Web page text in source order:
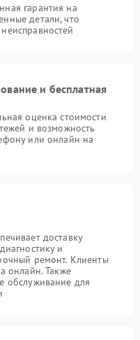
гарантия на
детали, что
и бесплатная
оценка стоимости
и возможность
или онлайн на
доставку
и
ремонт. Клиенты
онлайн. Также
обслуживание для